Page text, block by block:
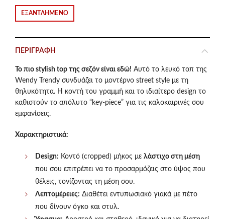
ΕΞΑΝΤΛΗΜΈΝΟ
ΠΕΡΙΓΡΑΦΉ
Το πιο stylish top της σεζόν είναι εδώ! Αυτό το λευκό τοπ της
Wendy Trendy συνδυάζει το μοντέρνο street style με τη
θηλυκότητα. Η κοντή του γραμμή και το ιδιαίτερο design το
καθιστούν το απόλυτο “key-piece” για τις καλοκαιρινές σου
εμφανίσεις.
Χαρακτηριστικά:
Design: Κοντό (cropped) μήκος με λάστιχο στη μέση
που σου επιτρέπει να το προσαρμόζεις στο ύψος που
θέλεις, τονίζοντας τη μέση σου.
Λεπτομέρειες: Διαθέτει εντυπωσιακό γιακά με πέτο
που δίνουν όγκο και στυλ.